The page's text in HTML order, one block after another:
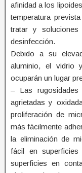
afinidad a los
temperatura
tratar y
desinfección.
Debido a su
aluminio, el vidrio
ocuparán un lugar
– Las
agrietadas y
proliferación de
más fácilmente
la eliminación de
fácil en
superficies en